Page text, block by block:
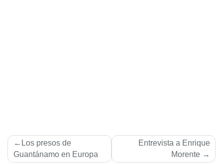
Navegación
de
Los presos de
Guantánamo en Europa
Entrevista a Enrique
Morente